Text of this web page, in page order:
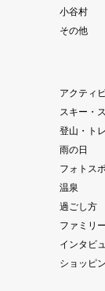
小谷村
その他
アクティ
スキー・
登山・ト
雨の日
フォトス
温泉
過ごし方
ファミリー
インタビ
ショッピ